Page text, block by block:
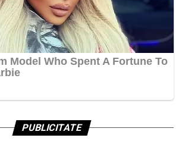
PUBLICITATE